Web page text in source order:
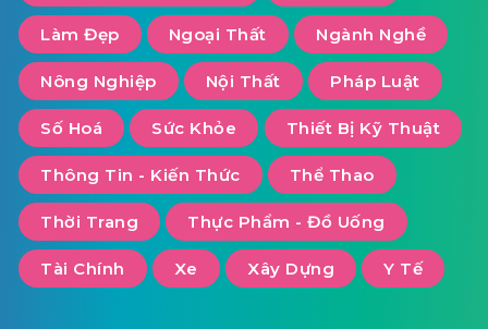
Làm Đẹp Ngoại Thất Ngành Nghề
Nông Nghiệp Nội Thất Pháp Luật
Số Hoá Sức Khỏe Thiết Bị Kỹ Thuật
Thông Tin - Kiến Thức Thể Thao
Thời Trang Thực Phẩm - Đồ Uống
Tài Chính Xe Xây Dựng Y Tế